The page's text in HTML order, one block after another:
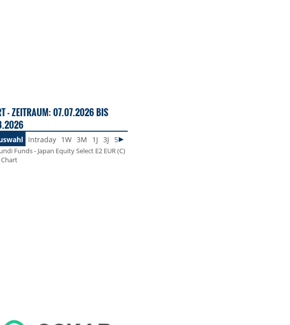
- ZEITRAUM: 07.07.2026 BIS
Intraday 1W 3M 1J 3J 5J